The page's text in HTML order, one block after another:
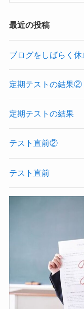
最近の投稿
ブログをしばらく休
定期テストの結果②
定期テストの結果
テスト直前②
テスト直前